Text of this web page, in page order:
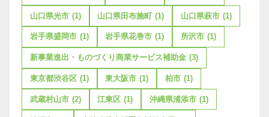
山口県光市 (1) 山口県田布施町 (1) 山口県萩市 (1)
岩手県盛岡市 (1) 岩手県花巻市 (1) 所沢市 (1)
新事業進出・ものづくり商業サービス補助金 (3)
東京都渋谷区 (1) 東大阪市 (1) 柏市 (1)
武蔵村山市 (2) 江東区 (1) 沖縄県浦添市 (1)